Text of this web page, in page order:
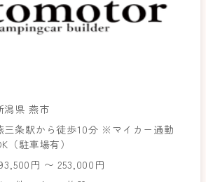
潟県 燕市
三条駅から徒歩10分 ※マイカー通勤
（駐車場有）
円 〜 253,000円